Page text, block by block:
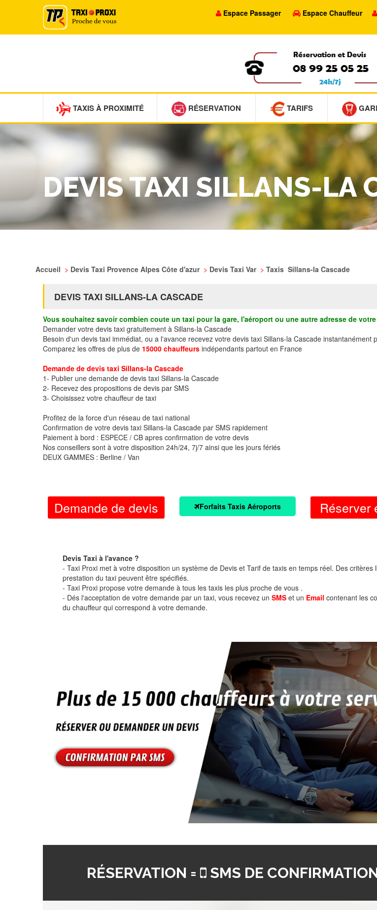
Espace Passager Espace Chauffeur
TAXIS À PROXIMITÉ RÉSERVATION TARIFS
DEVIS TAXI SILLANS-LA
Accueil > Devis Taxi Provence Alpes Côte d'azur > Devis Taxi Var > Taxis Sillans-la Cascade
DEVIS TAXI SILLANS-LA CASCADE
Vous souhaitez savoir combien coute un taxi pour la gare, l'aéroport ou une autre adresse de
Demander votre devis taxi gratuitement à Sillans-la Cascade
Besoin d'un devis taxi immédiat, ou a l'avance recevez votre devis taxi Sillans-la Cascade instantanément
Comparez les offres de plus de 15000 chauffeurs indépendants partout en France
Demande de devis taxi Sillans-la Cascade
1- Publier une demande de devis taxi Sillans-la Cascade
2- Recevez des propositions de devis par SMS
3- Choisissez votre chauffeur de taxi
Profitez de la force d'un réseau de taxi national
Confirmation de votre devis taxi Sillans-la Cascade par SMS rapidement
Paiement à bord : ESPECE / CB apres confirmation de votre devis
Nos conseillers sont à votre disposition 24h/24, 7j/7 ainsi que les jours fériés
DEUX GAMMES : Berline / Van
Demande de devis Forfaits Taxis Aéroports Réserver
Devis Taxi à l'avance ?
- Taxi Proxi met à votre disposition un système de Devis et Tarif de taxis en temps réel. Des critères
prestation du taxi peuvent être spécifiés.
- Taxi Proxi propose votre demande à tous les taxis les plus proche de vous .
- Dés l'acceptation de votre demande par un taxi, vous recevez un SMS et un Email contenant les
du chauffeur qui correspond à votre demande.
RÉSERVATION = SMS DE